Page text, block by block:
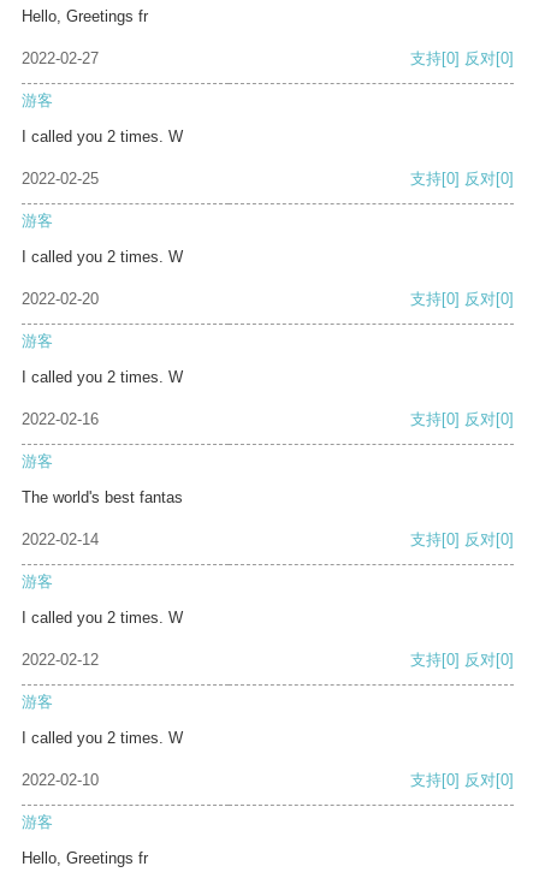
Hello, Greetings fr
2022-02-27 支持[0] 反对[0]
游客
I called you 2 times. W
2022-02-25 支持[0] 反对[0]
游客
I called you 2 times. W
2022-02-20 支持[0] 反对[0]
游客
I called you 2 times. W
2022-02-16 支持[0] 反对[0]
游客
The world's best fantas
2022-02-14 支持[0] 反对[0]
游客
I called you 2 times. W
2022-02-12 支持[0] 反对[0]
游客
I called you 2 times. W
2022-02-10 支持[0] 反对[0]
游客
Hello, Greetings fr